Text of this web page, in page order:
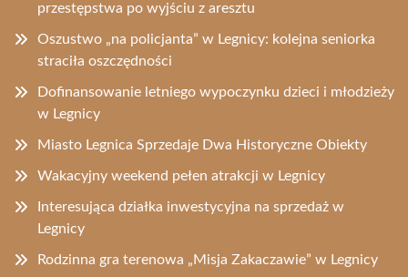
przestępstwa po wyjściu z aresztu
Oszustwo „na policjanta” w Legnicy: kolejna seniorka
straciła oszczędności
Dofinansowanie letniego wypoczynku dzieci i młodzieży
w Legnicy
Miasto Legnica Sprzedaje Dwa Historyczne Obiekty
Wakacyjny weekend pełen atrakcji w Legnicy
Interesująca działka inwestycyjna na sprzedaż w
Legnicy
Rodzinna gra terenowa „Misja Zakaczawie” w Legnicy